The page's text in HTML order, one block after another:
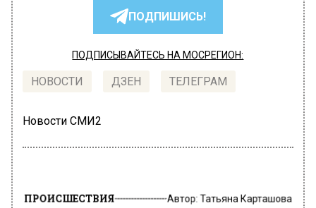
ПОДПИШИСЬ!
ПОДПИСЫВАЙТЕСЬ НА МОСРЕГИОН:
НОВОСТИ ДЗЕН ТЕЛЕГРАМ
Новости СМИ2
ПРОИСШЕСТВИЯ Автор:Татьяна Карташова